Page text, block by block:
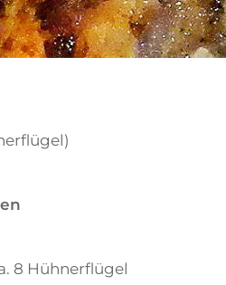
8 Hühnerflügel